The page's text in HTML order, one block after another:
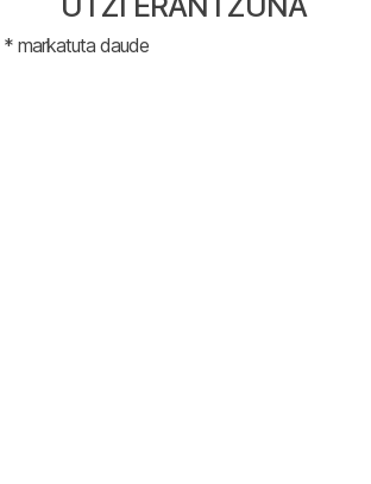
* markatuta daude